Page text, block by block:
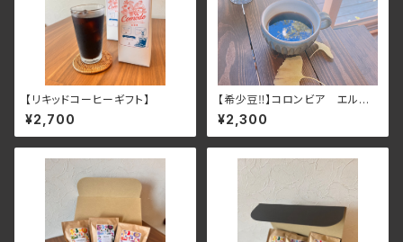
【リキッドコーヒーギフト】
¥2,700
【希少豆‼︎】コロンビア エルパ
ライソ農園のアナエロビック
¥2,300